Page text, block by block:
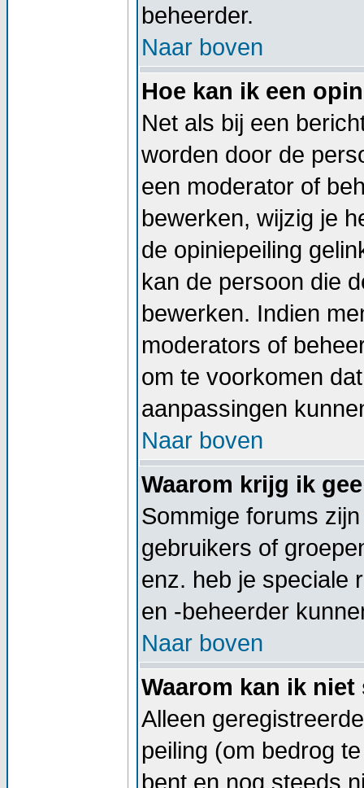
beheerder.
Naar boven
Hoe kan ik een
Net als bij een
worden door de
een moderator of
bewerken, wijzig je
de opiniepeiling
kan de persoon die
bewerken. Indien
moderators of
om te voorkomen
aanpassingen
Naar boven
Waarom krijg ik
Sommige forums
gebruikers of
enz. heb je speciale
en -beheerder
Naar boven
Waarom kan ik
Alleen
peiling (om bedrog
bent en nog steeds